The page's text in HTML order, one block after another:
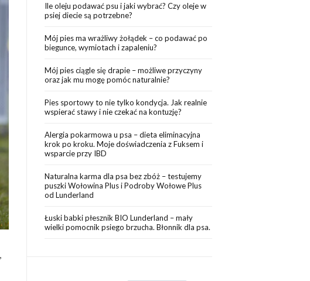
Ile oleju podawać psu i jaki wybrać? Czy oleje w
psiej diecie są potrzebne?
Mój pies ma wrażliwy żołądek – co podawać po
biegunce, wymiotach i zapaleniu?
Mój pies ciągle się drapie – możliwe przyczyny
oraz jak mu mogę pomóc naturalnie?
Pies sportowy to nie tylko kondycja. Jak realnie
wspierać stawy i nie czekać na kontuzję?
Alergia pokarmowa u psa – dieta eliminacyjna
krok po kroku. Moje doświadczenia z Fuksem i
wsparcie przy IBD
Naturalna karma dla psa bez zbóż – testujemy
puszki Wołowina Plus i Podroby Wołowe Plus
od Lunderland
Łuski babki płesznik BIO Lunderland – mały
wielki pomocnik psiego brzucha. Błonnik dla psa.